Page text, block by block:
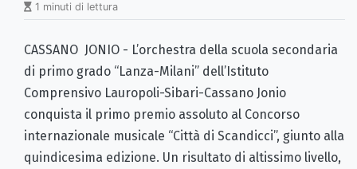
1 minuti di lettura
CASSANO JONIO - L’orchestra della scuola secondaria
di primo grado “Lanza-Milani” dell’Istituto
Comprensivo Lauropoli-Sibari-Cassano Jonio
conquista il primo premio assoluto al Concorso
internazionale musicale “Città di Scandicci”, giunto alla
quindicesima edizione. Un risultato di altissimo livello,